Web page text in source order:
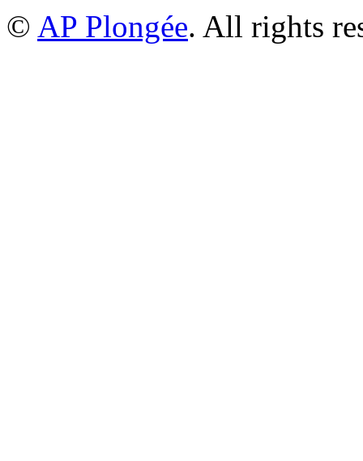
© AP Plongée. All rights